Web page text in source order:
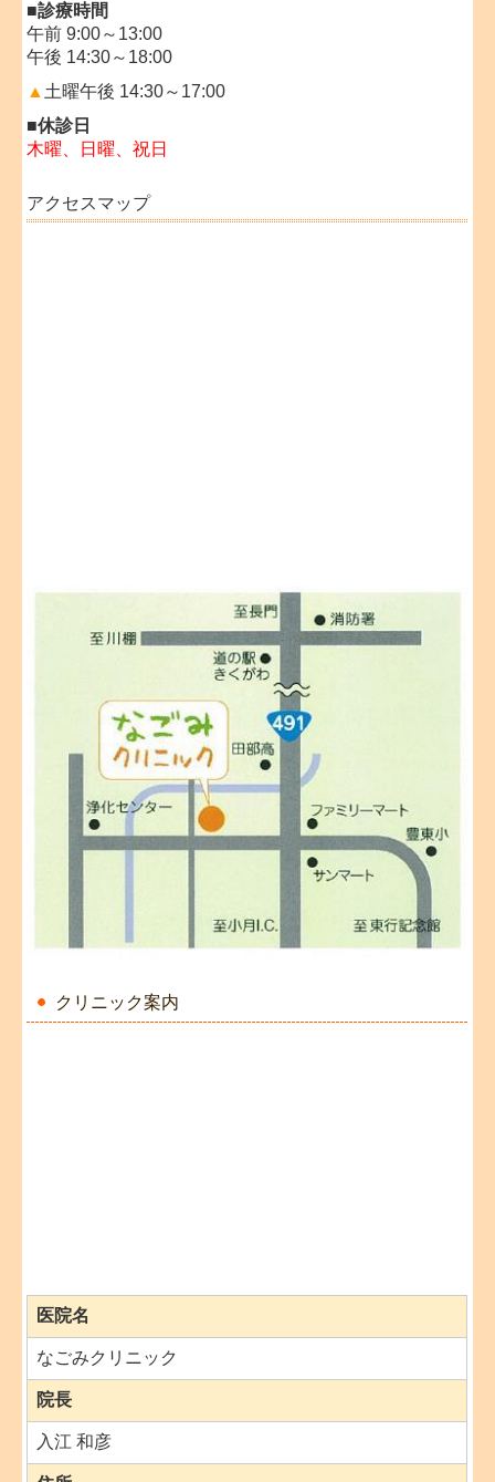
クリニック案内
医院名
なごみクリニック
院長
入江 和彦
■診療時間
午前 9:00～13:00
午後 14:30～18:00
▲ 土曜午後 14:30～17:00
■休診日
木曜、日曜、祝日
アクセスマップ